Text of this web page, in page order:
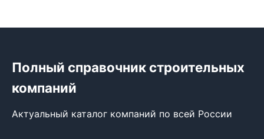
Полный справочник строительных
компаний
Актуальный каталог компаний по всей России